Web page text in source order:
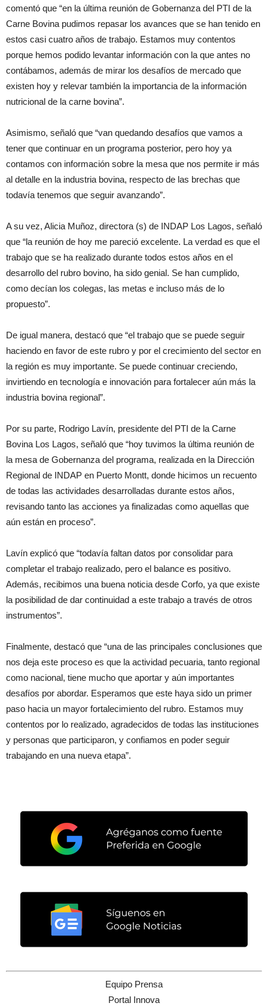
comentó que “en la última reunión de Gobernanza del PTI de la
Carne Bovina pudimos repasar los avances que se han tenido en
estos casi cuatro años de trabajo. Estamos muy contentos
porque hemos podido levantar información con la que antes no
contábamos, además de mirar los desafíos de mercado que
existen hoy y relevar también la importancia de la información
nutricional de la carne bovina”.
Asimismo, señaló que “van quedando desafíos que vamos a
tener que continuar en un programa posterior, pero hoy ya
contamos con información sobre la mesa que nos permite ir más
al detalle en la industria bovina, respecto de las brechas que
todavía tenemos que seguir avanzando”.
A su vez, Alicia Muñoz, directora (s) de INDAP Los Lagos, señaló
que “la reunión de hoy me pareció excelente. La verdad es que el
trabajo que se ha realizado durante todos estos años en el
desarrollo del rubro bovino, ha sido genial. Se han cumplido,
como decían los colegas, las metas e incluso más de lo
propuesto”.
De igual manera, destacó que “el trabajo que se puede seguir
haciendo en favor de este rubro y por el crecimiento del sector en
la región es muy importante. Se puede continuar creciendo,
invirtiendo en tecnología e innovación para fortalecer aún más la
industria bovina regional”.
Por su parte, Rodrigo Lavín, presidente del PTI de la Carne
Bovina Los Lagos, señaló que “hoy tuvimos la última reunión de
la mesa de Gobernanza del programa, realizada en la Dirección
Regional de INDAP en Puerto Montt, donde hicimos un recuento
de todas las actividades desarrolladas durante estos años,
revisando tanto las acciones ya finalizadas como aquellas que
aún están en proceso”.
Lavín explicó que “todavía faltan datos por consolidar para
completar el trabajo realizado, pero el balance es positivo.
Además, recibimos una buena noticia desde Corfo, ya que existe
la posibilidad de dar continuidad a este trabajo a través de otros
instrumentos”.
Finalmente, destacó que “una de las principales conclusiones que
nos deja este proceso es que la actividad pecuaria, tanto regional
como nacional, tiene mucho que aportar y aún importantes
desafíos por abordar. Esperamos que este haya sido un primer
paso hacia un mayor fortalecimiento del rubro. Estamos muy
contentos por lo realizado, agradecidos de todas las instituciones
y personas que participaron, y confiamos en poder seguir
trabajando en una nueva etapa”.
Equipo Prensa
Portal Innova